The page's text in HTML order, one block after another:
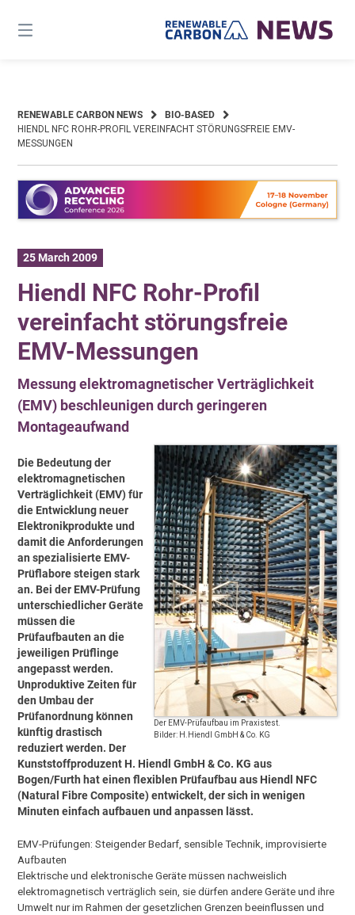
content
RENEWABLE CARBON NEWS
BIO-BASED
HIENDL NFC ROHR-PROFIL VEREINFACHT STÖRUNGSFREIE EMV-
MESSUNGEN
25 March 2009
Hiendl NFC Rohr-Profil
vereinfacht störungsfreie
EMV-Messungen
Messung elektromagnetischer Verträglichkeit
(EMV) beschleunigen durch geringeren
Montageaufwand
Der EMV-Prüfaufbau im Praxistest.
Bilder: H.Hiendl GmbH & Co. KG
Die Bedeutung der
elektromagnetischen
Verträglichkeit (EMV) für
die Entwicklung neuer
Elektronikprodukte und
damit die Anforderungen
an spezialisierte EMV-
Prüflabore steigen stark
an. Bei der EMV-Prüfung
unterschiedlicher Geräte
müssen die
Prüfaufbauten an die
jeweiligen Prüflinge
angepasst werden.
Unproduktive Zeiten für
den Umbau der
Prüfanordnung können
künftig drastisch
reduziert werden. Der
Kunststoffproduzent H. Hiendl GmbH & Co. KG aus
Bogen/Furth hat einen flexiblen Prüfaufbau aus Hiendl NFC
(Natural Fibre Composite) entwickelt, der sich in wenigen
Minuten einfach aufbauen und anpassen lässt.
EMV-Prüfungen: Steigender Bedarf, sensible Technik, improvisierte
Aufbauten
Elektrische und elektronische Geräte müssen nachweislich
elektromagnetisch verträglich sein, sie dürfen andere Geräte und ihre
Umwelt nur im Rahmen der gesetzlichen Grenzen beeinflussen und